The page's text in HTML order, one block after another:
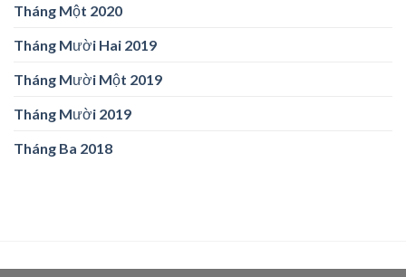
Tháng Một 2020
Tháng Mười Hai 2019
Tháng Mười Một 2019
Tháng Mười 2019
Tháng Ba 2018